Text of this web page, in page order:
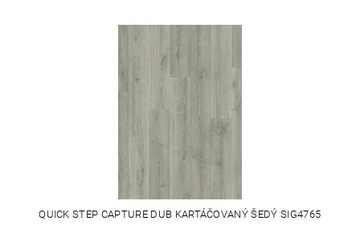
QUICK STEP CAPTURE DUB KARTÁČOVANÝ ŠEDÝ SIG4765